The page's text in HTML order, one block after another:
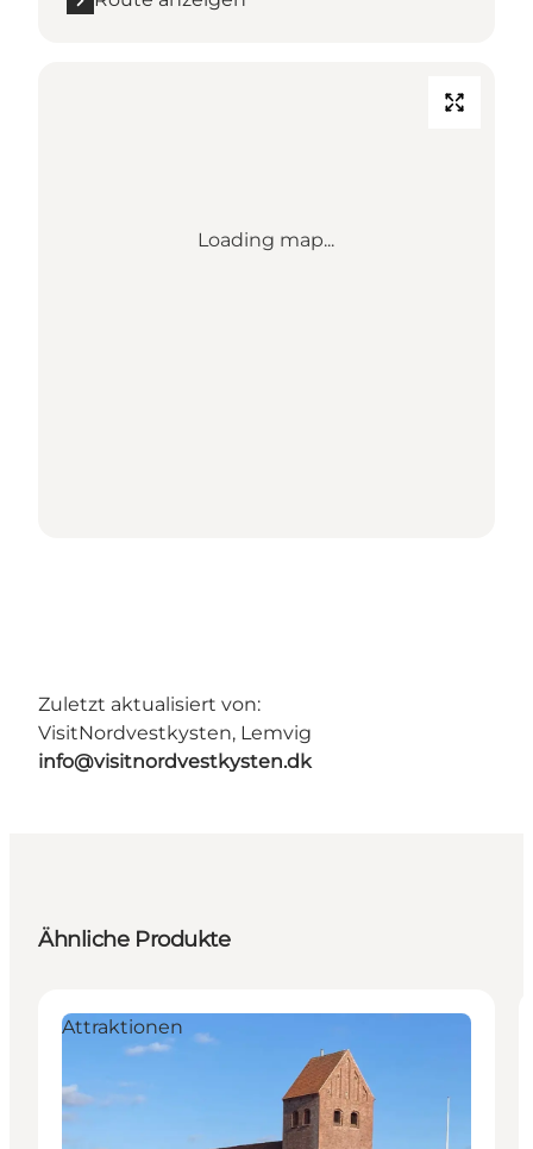
Loading map...
Zuletzt aktualisiert von:
VisitNordvestkysten, Lemvig
info@visitnordvestkysten.dk
Ähnliche Produkte
Attraktionen